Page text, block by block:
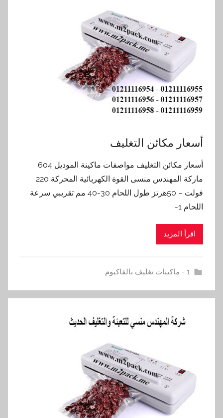
أسعار مكائن التغليف
أسعار مكائن التغليف مواصفات ماكينة الموديل 604
ماركة المهندس منسى القوة الكهربائية المحركة 220
فولت – 50هرتز طول اللحام 30-40 مم تقريبي سرعة
اللحام 1-
اقرأ المزيد
1 - ماكينات تغليف بالفاكيوم